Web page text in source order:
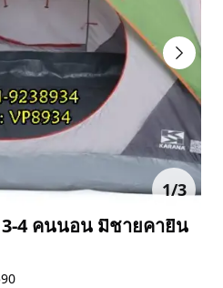
1/3
4 คนนอน มีชายคายื่น